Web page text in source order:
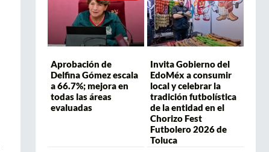
Aprobación de
Delfina Gómez escala
a 66.7%; mejora en
todas las áreas
evaluadas
Invita Gobierno del
EdoMéx a consumir
local y celebrar la
tradición futbolística
de la entidad en el
Chorizo Fest
Futbolero 2026 de
Toluca